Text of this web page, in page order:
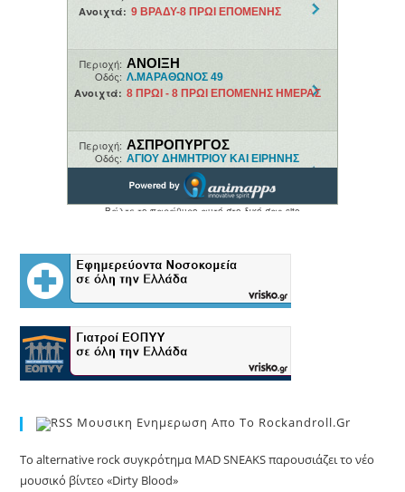
Μουσικη Ενημερωση Απο Το Rockandroll.gr
Το alternative rock συγκρότημα MAD SNEAKS παρουσιάζει το νέο
μουσικό βίντεο «Dirty Blood»